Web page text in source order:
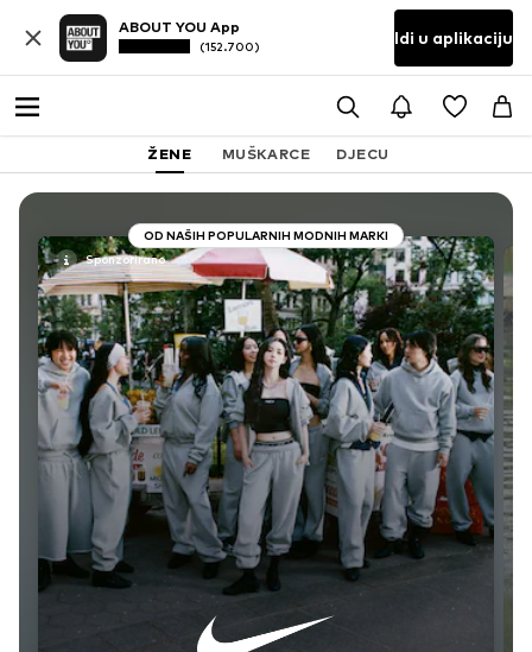
ABOUT YOU App
(152.700) Idi u aplikaciju
ŽENE MUŠKARCE DJECU
OD NAŠIH POPULARNIH MODNIH MARKI